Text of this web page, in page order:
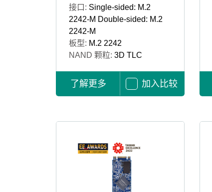
接口: Single-sided: M.2
2242-M Double-sided: M.2
2242-M
板型: M.2 2242
NAND 颗粒: 3D TLC
了解更多 加入比较